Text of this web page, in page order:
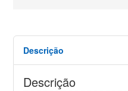
Descrição
Descrição